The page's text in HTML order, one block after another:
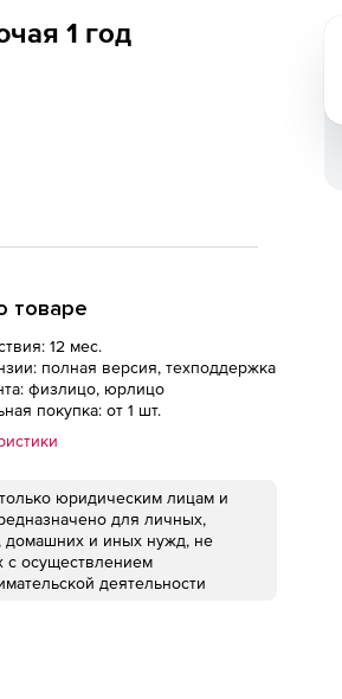
1 год
товаре
12 мес.
полная версия, техподдержка
физлицо, юрлицо
покупка: от 1 шт.
юридическим лицам и
для личных,
домашних и иных нужд, не
с осуществлением
деятельности